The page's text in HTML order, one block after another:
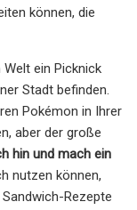
können, die
ein Picknick
Stadt befinden.
Pokémon in Ihrer
aber der große
hin und mach ein
nutzen können,
Rezepte